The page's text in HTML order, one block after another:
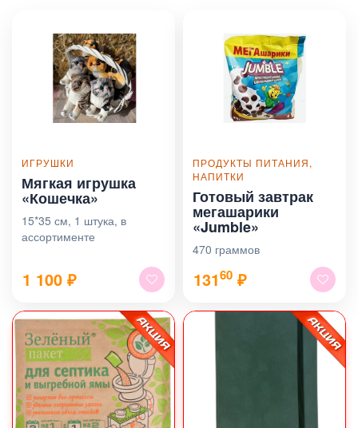
ИГРУШКИ
Мягкая игрушка
«Кошечка»
15*35 см, 1 штука, в
ассортименте
1 100 ₽
ПРОДУКТЫ ПИТАНИЯ,
НАПИТКИ
Готовый завтрак
мегашарики
«Jumble»
470 граммов
13160 ₽